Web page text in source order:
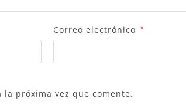
Correo electrónico *
próxima vez que comente.